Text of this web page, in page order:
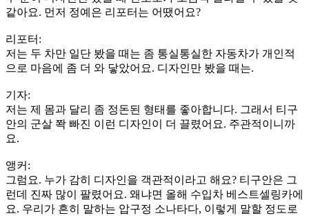
같아요. 먼저 정예은 리포터는 어땠어요?
리포터:
저는 두 차만 일단 봤을 때는 좀 통실통실한 자동차가 개인적
으로 마음에 좀 더 와 닿았어요. 디자인만 봤을 때는.
기자:
저는 제 몸과 달리 좀 정돈된 형태를 좋아합니다. 그래서 티구
안의 군살 쫙 빠진 이런 디자인이 더 끌렸어요. 주관적이니까
요.
앵커:
그럼요. 누가 감히 디자인을 객관적이라고 해요? 티구안은 그
런데 진짜 많이 팔렸어요. 왜냐면 올해 수입차 베스트셀링카에
요. 우리가 흔히 말하는 압구정 소나타다, 이렇게 말할 정도로